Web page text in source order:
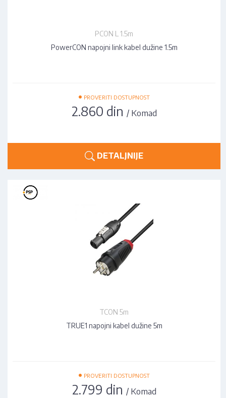
PCON L 1.5m
PowerCON napojni link kabel dužine 1.5m
• PROVERITI DOSTUPNOST
2.860 din / Komad
DETALJNIJE
TCON 5m
TRUE1 napojni kabel dužine 5m
• PROVERITI DOSTUPNOST
2.799 din / Komad